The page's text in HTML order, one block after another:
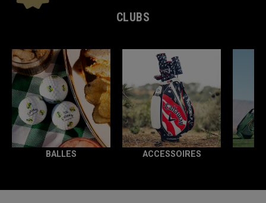
CLUBS
BALLES ACCESSOIRES